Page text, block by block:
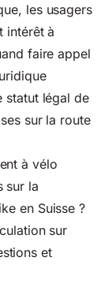
les usagers
intérêt à
faire appel
statut légal de
sur la route
à vélo
sur la
en Suisse ?
sur
et